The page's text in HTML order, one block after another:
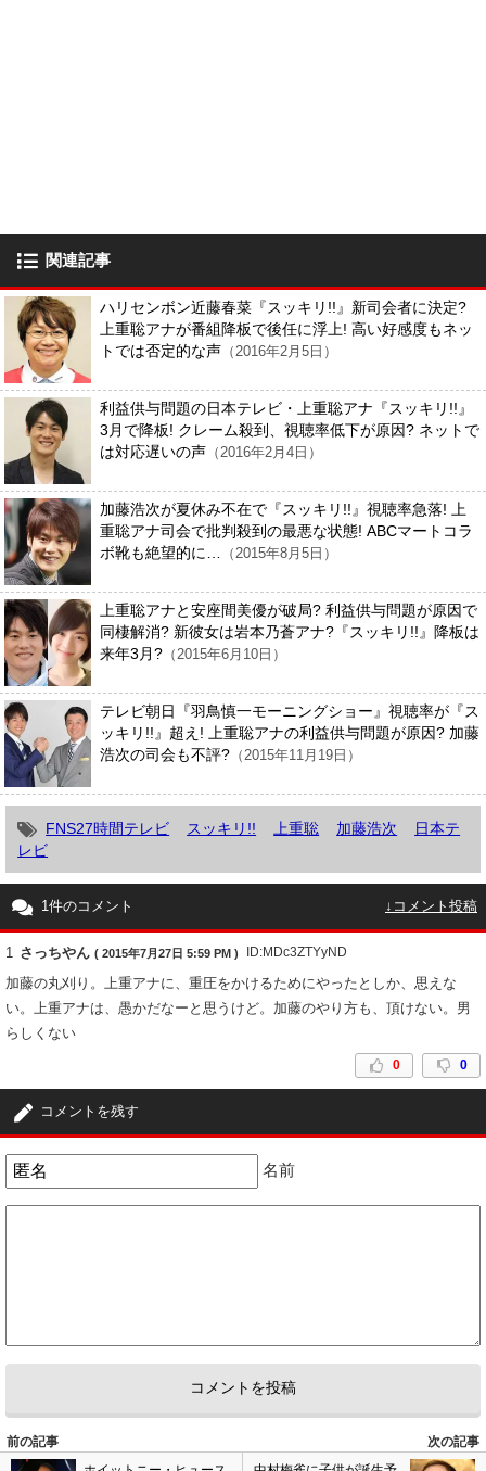
関連記事
ハリセンボン近藤春菜『スッキリ!!』新司会者に決定?
上重聡アナが番組降板で後任に浮上! 高い好感度もネッ
トでは否定的な声 （2016年2月5日）
利益供与問題の日本テレビ・上重聡アナ『スッキリ!!』
3月で降板! クレーム殺到、視聴率低下が原因? ネットで
は対応遅いの声 （2016年2月4日）
加藤浩次が夏休み不在で『スッキリ!!』視聴率急落! 上
重聡アナ司会で批判殺到の最悪な状態! ABCマートコラ
ボ靴も絶望的に…
（2015年8月5日）
上重聡アナと安座間美優が破局? 利益供与問題が原因で
同棲解消? 新彼女は岩本乃蒼アナ?『スッキリ!!』降板は
来年3月? （2015年6月10日）
テレビ朝日『羽鳥慎一モーニングショー』視聴率が『ス
ッキリ!!』超え! 上重聡アナの利益供与問題が原因? 加藤
浩次の司会も不評? （2015年11月19日）
FNS27時間テレビ スッキリ!! 上重聡 加藤浩次
日本テ
レビ
1件のコメント ↓コメント投稿
1 さっちやん ( 2015年7月27日 5:59 PM ) ID:MDc3ZTYyND
加藤の丸刈り。上重アナに、重圧をかけるためにやったとしか、思えな
い。上重アナは、愚かだなーと思うけど。加藤のやり方も、頂けない。男
らしくない
0 0
コメントを残す
名前
前の記事
次の記事